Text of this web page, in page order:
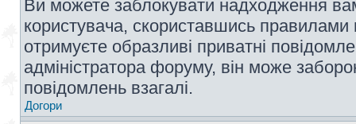
Ви можете заблокувати надходження
користувача, скориставшись
отримуєте образливі приватні
адміністратора форуму, він може
повідомлень взагалі.
Догори